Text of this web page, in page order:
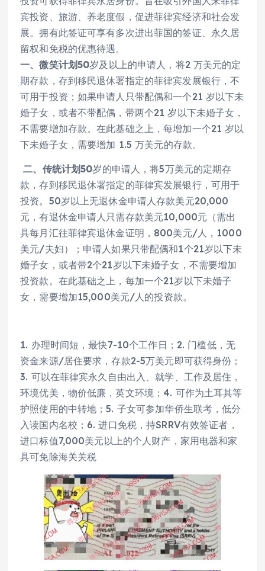
宾投资、旅游、养老度假，促进菲律宾经济和社会发
展。拥有此签证可享有多次进出菲国的签证、永久居
留权和免税的优惠待遇。
一、微笑计划50岁及以上的申请人，将2 万美元的定
期存款，存到移民退休署指定的菲律宾发展银行，不
可用于投资；如果申请人只带配偶和一个21 岁以下未
婚子女，或者不带配偶，带两个21 岁以下未婚子女，
不需要增加存款。在此基础之上，每增加一个21 岁以
下未婚子女，需要增加 1.5 万美元的存款。
二、 传统计划50岁的申请人，将5万美元的定期存
款，存到移民退休署指定的菲律宾发展银行，可用于
投资。50岁以上无退休金申请人存款美元20,000
元，有退休金申请人只需存款美元10,000元（需出
具每月汇往菲律宾退休金证明，800美元/人，1000
美元/夫妇）；申请人如果只带配偶和1个21岁以下未
婚子女，或者带2个21岁以下未婚子女，不需要增加
投资款。在此基础之上，每加一个21岁以下未婚子
女，需要增加15,000美元/人的投资款。
1. 办理时间短，最快7-10个工作日；2. 门槛低，无
资金来源/居住要求，存款2-5万美元即可获得身份；
3. 可以在菲律宾永久自由出入、就学、工作及居住，
环境优美，物价低廉，英文环境；4. 可作为土耳其等
护照使用的中转地；5. 子女可参加华侨生联考，低分
入读国内名校；6. 进口免税，持SRRV有效签证者，
进口标值7,000美元以上的个人财产，家用电器和家
具可免除海关关税